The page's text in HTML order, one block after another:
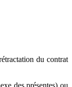
du contrat